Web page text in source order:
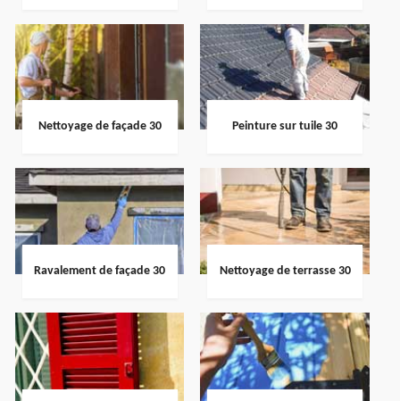
Nettoyage de façade 30 Peinture sur tuile 30
Ravalement de façade 30 Nettoyage de terrasse 30